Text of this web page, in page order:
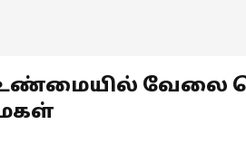
வேலை